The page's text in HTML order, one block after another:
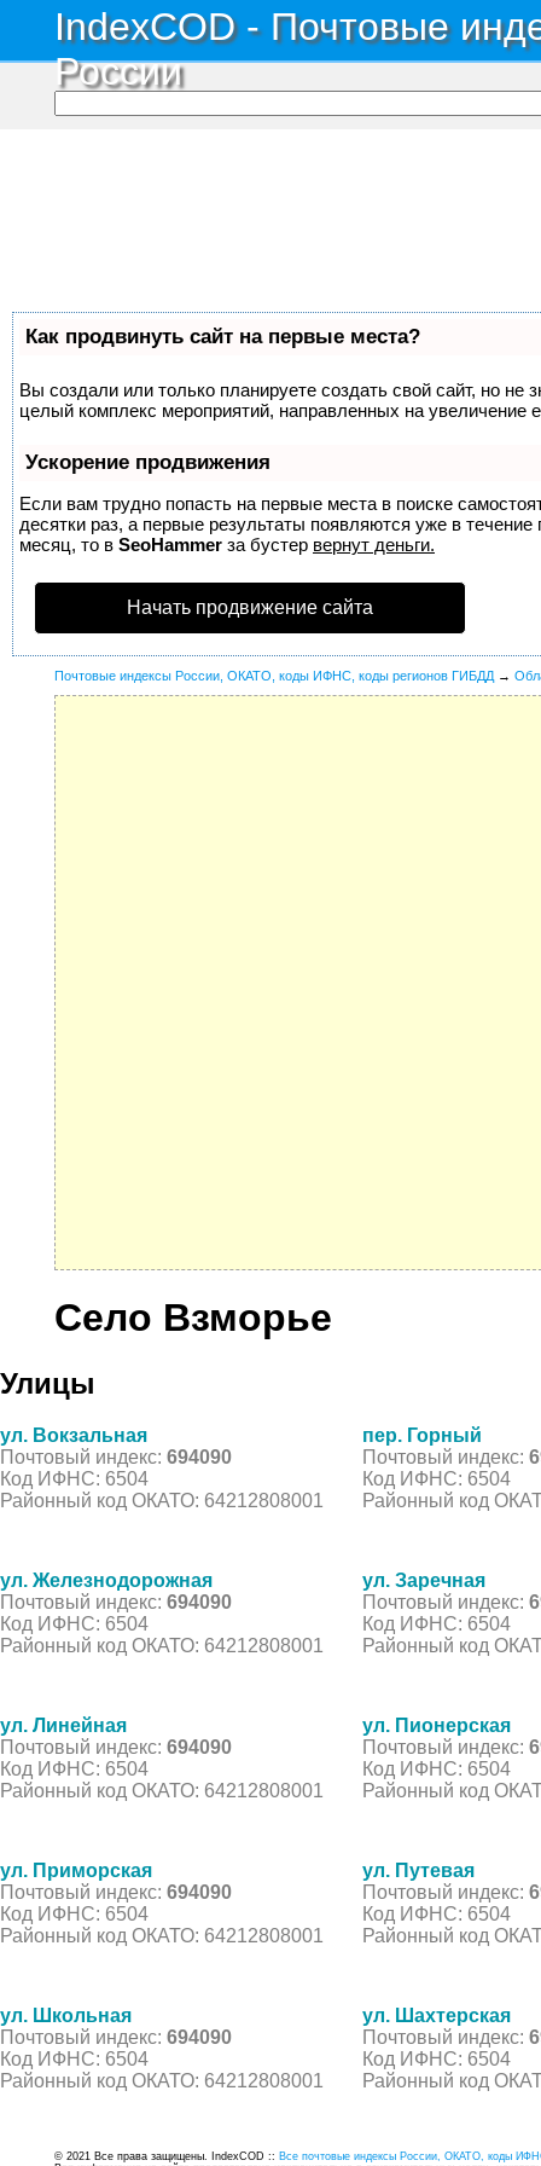
IndexCOD - Почтовые
России
Как продвинуть сайт на первые места?
Вы создали или только планируете создать свой сайт, но не
целый комплекс мероприятий, направленных на увеличение
Ускорение продвижения
Если вам трудно попасть на первые места в поиске
десятки раз, а первые результаты появляются уже в
месяц, то в SeoHammer за бустер вернут деньги.
Начать продвижение сайта
Почтовые индексы России, ОКАТО, коды ИФНС, коды регионов ГИБДД →
Село Взморье
Улицы
ул. Вокзальная
Почтовый индекс: 694090
Код ИФНС: 6504
Районный код ОКАТО: 64212808001
пер. Горный
Почтовый индекс:
Код ИФНС: 6504
Районный код
ул. Железнодорожная
Почтовый индекс: 694090
Код ИФНС: 6504
Районный код ОКАТО: 64212808001
ул. Заречная
Почтовый индекс:
Код ИФНС: 6504
Районный код
ул. Линейная
Почтовый индекс: 694090
Код ИФНС: 6504
Районный код ОКАТО: 64212808001
ул. Пионерская
Почтовый индекс:
Код ИФНС: 6504
Районный код
ул. Приморская
Почтовый индекс: 694090
Код ИФНС: 6504
Районный код ОКАТО: 64212808001
ул. Путевая
Почтовый индекс:
Код ИФНС: 6504
Районный код
ул. Школьная
Почтовый индекс: 694090
Код ИФНС: 6504
Районный код ОКАТО: 64212808001
ул. Шахтерская
Почтовый индекс:
Код ИФНС: 6504
Районный код
© 2021 Все права защищены. IndexCOD :: Все почтовые индексы России, ОКАТО, коды